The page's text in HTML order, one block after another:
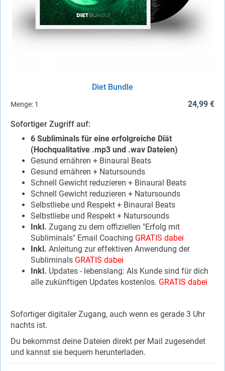
Diet Bundle
Menge: 1 24,99 €
Sofortiger Zugriff auf:
6 Subliminals für eine erfolgreiche Diät
(Hochqualitative .mp3 und .wav Dateien)
Gesund ernähren + Binaural Beats
Gesund ernähren + Natursounds
Schnell Gewicht reduzieren + Binaural Beats
Schnell Gewicht reduzieren + Natursounds
Selbstliebe und Respekt + Binaural Beats
Selbstliebe und Respekt + Natursounds
Inkl. Zugang zu dem offiziellen "Erfolg mit
Subliminals" Email Coaching GRATIS dabei
Inkl. Anleitung zur effektiven Anwendung der
Subliminals GRATIS dabei
Inkl. Updates - lebenslang: Als Kunde sind für dich
alle zukünftigen Updates kostenlos. GRATIS dabei
Sofortiger digitaler Zugang, auch wenn es gerade 3 Uhr
nachts ist.
Du bekommst deine Dateien direkt per Mail zugesendet
und kannst sie bequem herunterladen.